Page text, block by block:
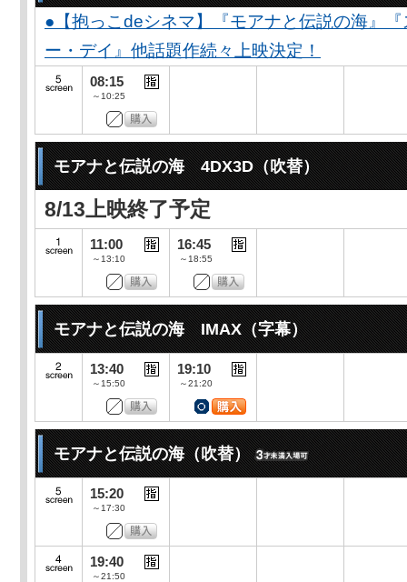
●【抱っこdeシネマ】『モアナと伝説の海』
ー・デイ』他話題作続々上映決定！
08:15
～10:25
モアナと伝説の海 4DX3D（吹替）
8/13上映終了予定
11:00
～13:10
16:45
～18:55
モアナと伝説の海 IMAX（字幕）
13:40
～15:50
19:10
～21:20
モアナと伝説の海（吹替）
15:20
～17:30
19:40
～21:50